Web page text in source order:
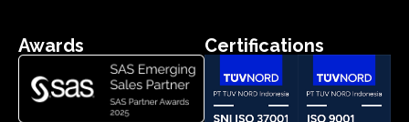
Awards Certifications